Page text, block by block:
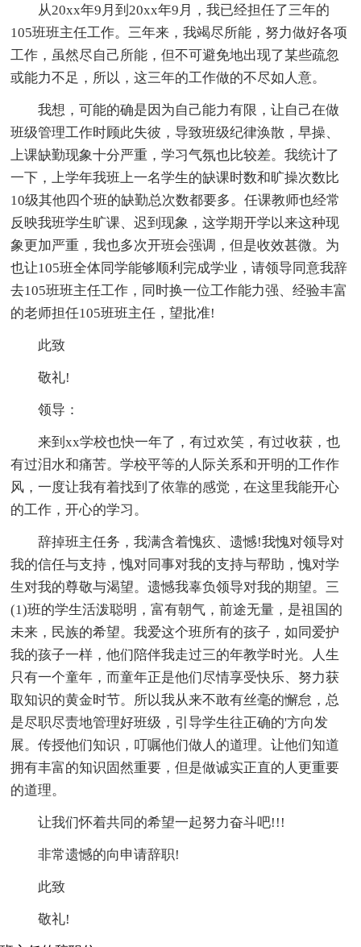
从20xx年9月到20xx年9月，我已经担任了三年的
105班班主任工作。三年来，我竭尽所能，努力做好各项
工作，虽然尽自己所能，但不可避免地出现了某些疏忽
或能力不足，所以，这三年的工作做的不尽如人意。
我想，可能的确是因为自己能力有限，让自己在做
班级管理工作时顾此失彼，导致班级纪律涣散，早操、
上课缺勤现象十分严重，学习气氛也比较差。我统计了
一下，上学年我班上一名学生的缺课时数和旷操次数比
10级其他四个班的缺勤总次数都要多。任课教师也经常
反映我班学生旷课、迟到现象，这学期开学以来这种现
象更加严重，我也多次开班会强调，但是收效甚微。为
也让105班全体同学能够顺利完成学业，请领导同意我辞
去105班班主任工作，同时换一位工作能力强、经验丰富
的老师担任105班班主任，望批准!
此致
敬礼!
领导：
来到xx学校也快一年了，有过欢笑，有过收获，也
有过泪水和痛苦。学校平等的人际关系和开明的工作作
风，一度让我有着找到了依靠的感觉，在这里我能开心
的工作，开心的学习。
辞掉班主任务，我满含着愧疚、遗憾!我愧对领导对
我的信任与支持，愧对同事对我的支持与帮助，愧对学
生对我的尊敬与渴望。遗憾我辜负领导对我的期望。三
(1)班的学生活泼聪明，富有朝气，前途无量，是祖国的
未来，民族的希望。我爱这个班所有的孩子，如同爱护
我的孩子一样，他们陪伴我走过三的年教学时光。人生
只有一个童年，而童年正是他们尽情享受快乐、努力获
取知识的黄金时节。所以我从来不敢有丝毫的懈怠，总
是尽职尽责地管理好班级，引导学生往正确的'方向发
展。传授他们知识，叮嘱他们做人的道理。让他们知道
拥有丰富的知识固然重要，但是做诚实正直的人更重要
的道理。
让我们怀着共同的希望一起努力奋斗吧!!!
非常遗憾的向申请辞职!
此致
敬礼!